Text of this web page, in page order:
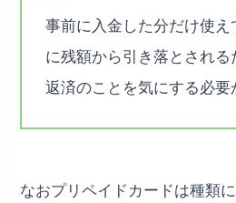
事前に入金した分だけ使え
に残額から引き落とされる
返済のことを気にする必要
なおプリペイドカードは種類